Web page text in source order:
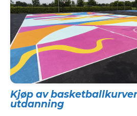
Kjøp av
utdanning